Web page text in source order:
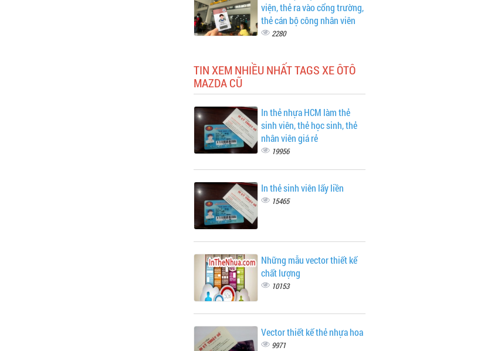
viện, thẻ ra vào cổng trường,
thẻ cán bộ công nhân viên
2280
TIN XEM NHIỀU NHẤT TAGS XE ÔTÔ
MAZDA CŨ
In thẻ nhựa HCM làm thẻ
sinh viên, thẻ học sinh, thẻ
nhân viên giá rẻ
19956
In thẻ sinh viên lấy liền
15465
Những mẫu vector thiết kế
chất lượng
10153
Vector thiết kế thẻ nhựa hoa
9971